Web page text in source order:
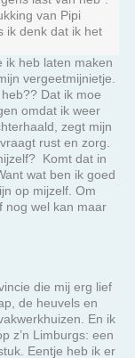
ik heb laten maken
vergeetmijnietje.
heb?? Dat ik moe
omdat ik weer
zegt mijn
rust en zorg.
Komt dat in
wat ben ik goed
op mijzelf. Om
nog wel kan maar
die mij erg lief
de heuvels en
En ik
z’n Limburgs: een
Eentje heb ik er
niet in een